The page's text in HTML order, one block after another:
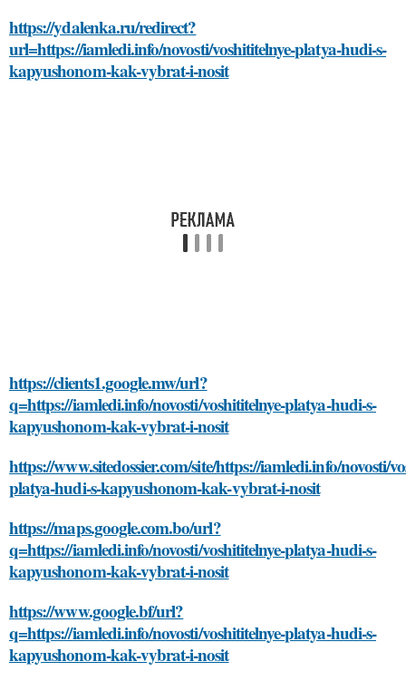
https://ydalenka.ru/redirect?
url=https://iamledi.info/novosti/voshititelnye-platya-hudi-s-
kapyushonom-kak-vybrat-i-nosit
https://clients1.google.mw/url?
q=https://iamledi.info/novosti/voshititelnye-platya-hudi-s-
kapyushonom-kak-vybrat-i-nosit
https://www.sitedossier.com/site/https://iamledi.info/novosti/
platya-hudi-s-kapyushonom-kak-vybrat-i-nosit
https://maps.google.com.bo/url?
q=https://iamledi.info/novosti/voshititelnye-platya-hudi-s-
kapyushonom-kak-vybrat-i-nosit
https://www.google.bf/url?
q=https://iamledi.info/novosti/voshititelnye-platya-hudi-s-
kapyushonom-kak-vybrat-i-nosit